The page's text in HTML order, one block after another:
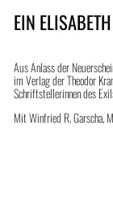
EIN
Aus Anlass der
im Verlag der Theodor
Schriftstellerinnen des
Mit Winfried R. Garscha,